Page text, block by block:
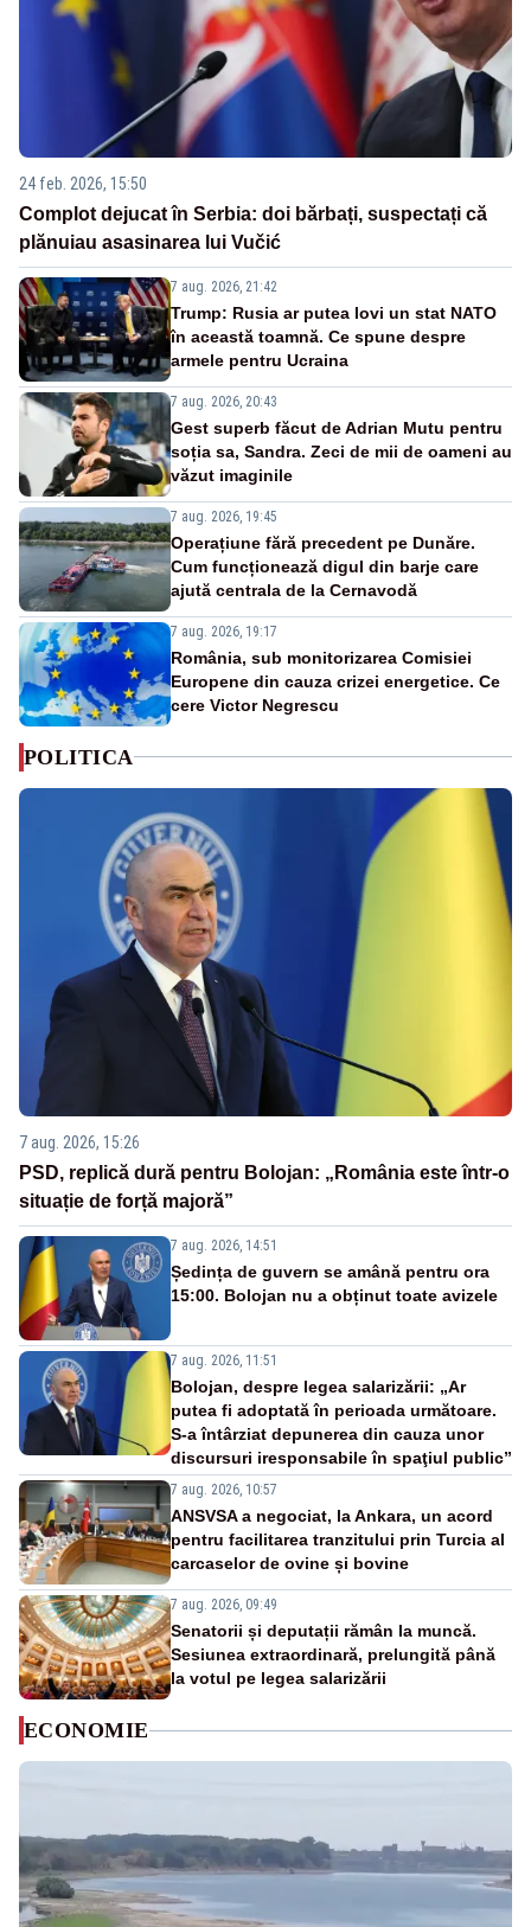
24 feb. 2026, 15:50
Complot dejucat în Serbia: doi bărbați, suspectați că
plănuiau asasinarea lui Vučić
7 aug. 2026, 21:42
Trump: Rusia ar putea lovi un stat NATO
în această toamnă. Ce spune despre
armele pentru Ucraina
7 aug. 2026, 20:43
Gest superb făcut de Adrian Mutu pentru
soția sa, Sandra. Zeci de mii de oameni au
văzut imaginile
7 aug. 2026, 19:45
Operațiune fără precedent pe Dunăre.
Cum funcționează digul din barje care
ajută centrala de la Cernavodă
7 aug. 2026, 19:17
România, sub monitorizarea Comisiei
Europene din cauza crizei energetice. Ce
cere Victor Negrescu
POLITICA
7 aug. 2026, 15:26
PSD, replică dură pentru Bolojan: „România este într-o
situație de forță majoră”
7 aug. 2026, 14:51
Ședința de guvern se amână pentru ora
15:00. Bolojan nu a obținut toate avizele
7 aug. 2026, 11:51
Bolojan, despre legea salarizării: „Ar
putea fi adoptată în perioada următoare.
S-a întârziat depunerea din cauza unor
discursuri iresponsabile în spaţiul public”
7 aug. 2026, 10:57
ANSVSA a negociat, la Ankara, un acord
pentru facilitarea tranzitului prin Turcia al
carcaselor de ovine și bovine
7 aug. 2026, 09:49
Senatorii și deputații rămân la muncă.
Sesiunea extraordinară, prelungită până
la votul pe legea salarizării
ECONOMIE